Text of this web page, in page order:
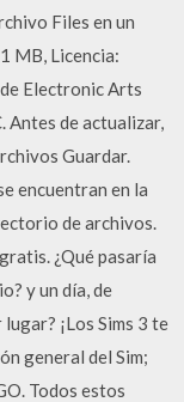
Files en un
MB, Licencia:
Electronic Arts
Antes de actualizar,
Guardar.
encuentran en la
de archivos.
¿Qué pasaría
y un día, de
¡Los Sims 3 te
general del Sim;
Todos estos